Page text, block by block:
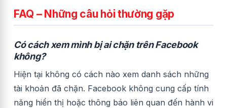
FAQ – Những câu hỏi thường gặp
Có cách xem mình bị ai chặn trên Facebook
không?
Hiện tại không có cách nào xem danh sách những
tài khoản đã chặn. Facebook không cung cấp tính
năng hiển thị hoặc thông báo liên quan đến hành vi